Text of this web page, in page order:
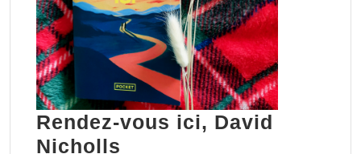
Rendez-vous ici, David
Nicholls